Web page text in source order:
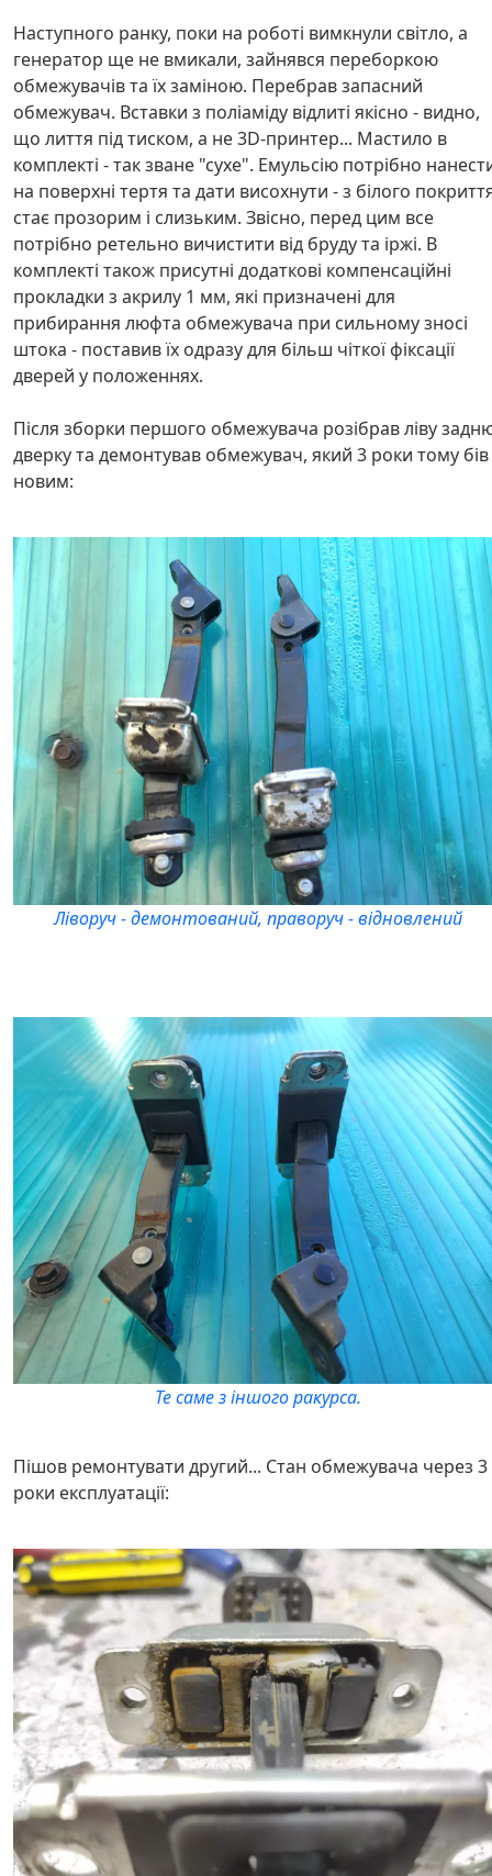
Наступного ранку, поки на роботі вимкнули світло, а
генератор ще не вмикали, зайнявся переборкою
обмежувачів та їх заміною. Перебрав запасний
обмежувач. Вставки з поліаміду відлиті якісно - видно,
що лиття під тиском, а не 3D-принтер... Мастило в
комплекті - так зване "сухе". Емульсію потрібно
на поверхні тертя та дати висохнути - з білого
стає прозорим і слизьким. Звісно, перед цим все
потрібно ретельно вичистити від бруду та іржі. В
комплекті також присутні додаткові компенсаційні
прокладки з акрилу 1 мм, які призначені для
прибирання люфта обмежувача при сильному зносі
штока - поставив їх одразу для більш чіткої фіксації
дверей у положеннях.
Після зборки першого обмежувача розібрав ліву
дверку та демонтував обмежувач, який 3 роки тому бів
новим:
Ліворуч - демонтований, праворуч - відновлений
Те саме з іншого ракурса.
Пішов ремонтувати другий... Стан обмежувача через 3
роки експлуатації: